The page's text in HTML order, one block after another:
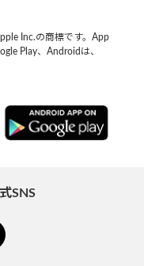
Inc.の商標です。App
Play、Androidは、
SNS